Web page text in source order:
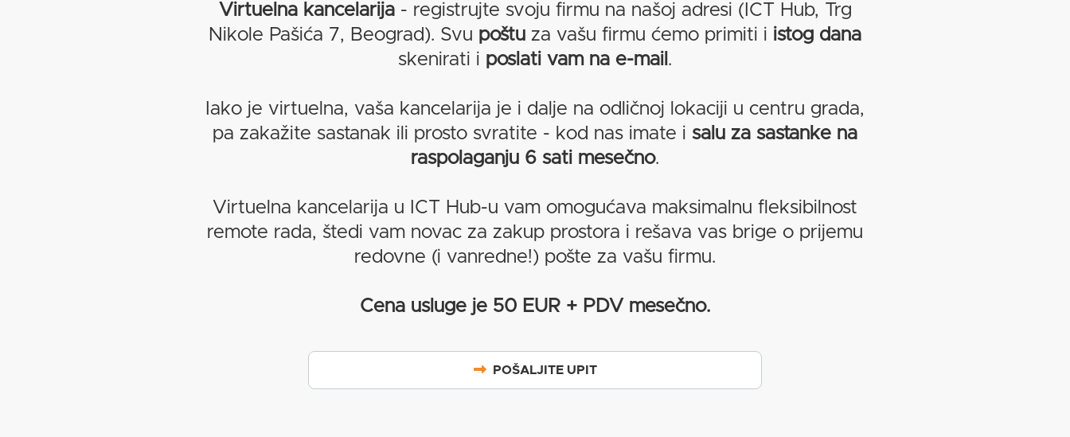
Virtuelna kancelarija- registrujte svoju firmu na našoj adresi (ICT Hub, Trg
Nikole Pašića 7, Beograd). Svu poštu za vašu firmu ćemo primiti i istog dana
skenirati i poslati vam na e-mail .
Iako je virtuelna, vaša kancelarija je i dalje na odličnoj lokaciji u centru grada,
pa zakažite sastanak ili prosto svratite - kod nas imate i salu za sastanke na
raspolaganju 6 sati mesečno.
Virtuelna kancelarija u ICT Hub-u vam omogućava maksimalnu fleksibilnost
remote rada, štedi vam novac za zakup prostora i rešava vas brige o prijemu
redovne (i vanredne!) pošte za vašu firmu.
Cena usluge je 50 EUR + PDV mesečno.
POŠALJITE UPIT